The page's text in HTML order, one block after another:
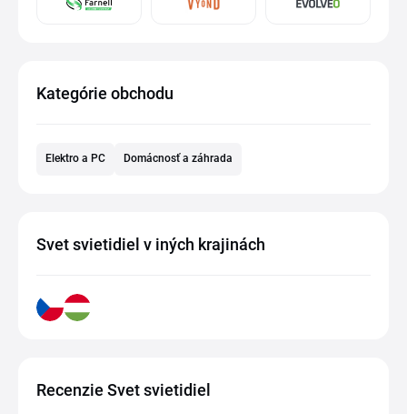
Kategórie obchodu
Elektro a PC Domácnosť a záhrada
Svet svietidiel v iných krajinách
Recenzie Svet svietidiel